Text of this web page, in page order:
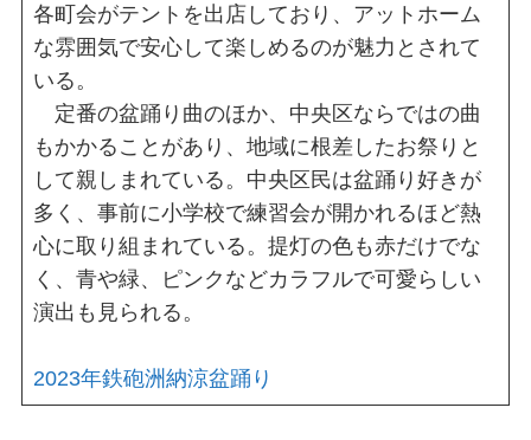
各町会がテントを出店しており、アットホーム
な雰囲気で安心して楽しめるのが魅力とされて
いる。
定番の盆踊り曲のほか、中央区ならではの曲
もかかることがあり、地域に根差したお祭りと
して親しまれている。中央区民は盆踊り好きが
多く、事前に小学校で練習会が開かれるほど熱
心に取り組まれている。提灯の色も赤だけでな
く、青や緑、ピンクなどカラフルで可愛らしい
演出も見られる。
2023年鉄砲洲納涼盆踊り